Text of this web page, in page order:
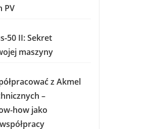
PV
50 II: Sekret
maszyny
z Akmel
–
how jako